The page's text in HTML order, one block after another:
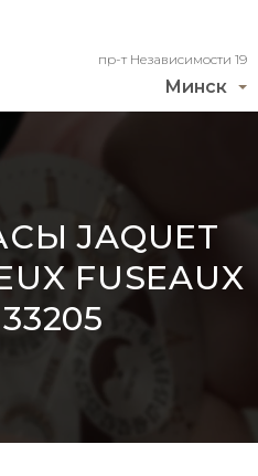
Минск
пр-т Независимости 19
JAQUET
FUSEAUX